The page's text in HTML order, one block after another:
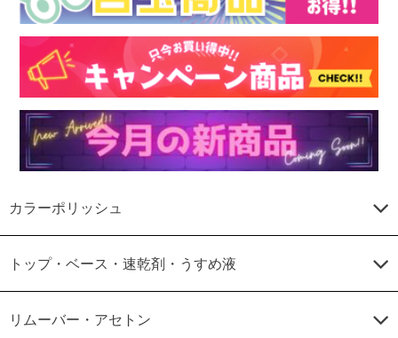
カラーポリッシュ
トップ・ベース・速乾剤・うすめ液
リムーバー・アセトン